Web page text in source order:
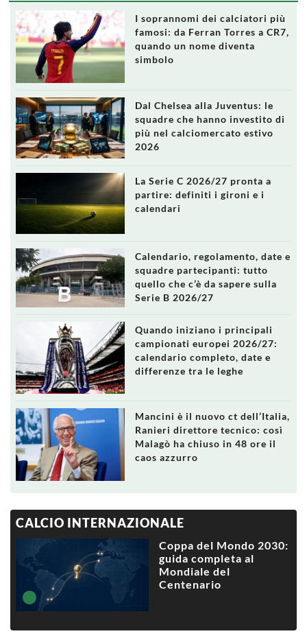
I soprannomi dei calciatori più
famosi: da Ferran Torres a CR7,
quando un nome diventa
simbolo
Dal Chelsea alla Juventus: le
squadre che hanno investito di
più nel calciomercato estivo
2026
La Serie C 2026/27 pronta a
partire: definiti i gironi e i
calendari
Calendario, regolamento, date e
squadre partecipanti: tutto
quello che c’è da sapere sulla
Serie B 2026/27
Quando iniziano i principali
campionati europei 2026/27:
calendario completo, date e
differenze tra le leghe
Mancini è il nuovo ct dell’Italia,
Ranieri direttore tecnico: così
Malagò ha chiuso in 48 ore il
caos azzurro
CALCIO INTERNAZIONALE
Coppa del Mondo 2030:
guida completa al
Mondiale del
Centenario